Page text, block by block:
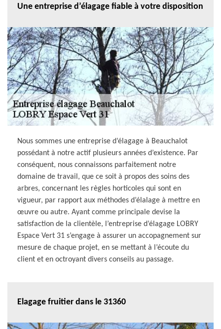
Une entreprise d’élagage fiable à votre disposition
Nous sommes une entreprise d’élagage à Beauchalot
possédant à notre actif plusieurs années d’existence. Par
conséquent, nous connaissons parfaitement notre
domaine de travail, que ce soit à propos des soins des
arbres, concernant les règles horticoles qui sont en
vigueur, par rapport aux méthodes d’élalage à mettre en
œuvre ou autre. Ayant comme principale devise la
satisfaction de la clientèle, l’entreprise d’élagage LOBRY
Espace Vert 31 s’engage à assurer un accopagnement sur
mesure de chaque projet, en se mettant à l’écoute du
client et en octroyant divers conseils au passage.
Elagage fruitier dans le 31360